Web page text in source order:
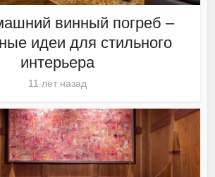
винный погреб –
идеи для стильного
интерьера
11 лет назад